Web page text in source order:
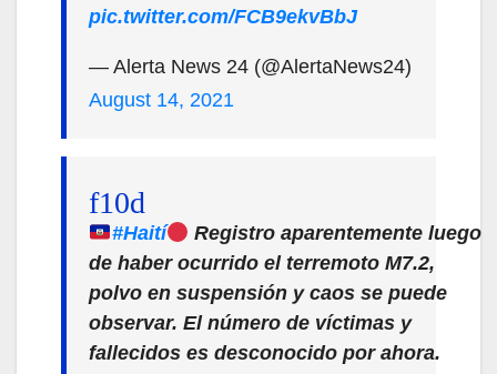
pic.twitter.com/FCB9ekvBbJ
— Alerta News 24 (@AlertaNews24)
August 14, 2021
#Haití
Registro aparentemente luego
de haber ocurrido el terremoto M7.2,
polvo en suspensión y caos se puede
observar. El número de víctimas y
fallecidos es desconocido por ahora.